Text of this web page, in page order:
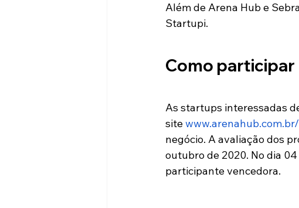
Além de Arena Hub e
Startupi.
Como participar
As startups interessadas
site
negócio. A avaliação dos
outubro de 2020. No dia
participante vencedora.